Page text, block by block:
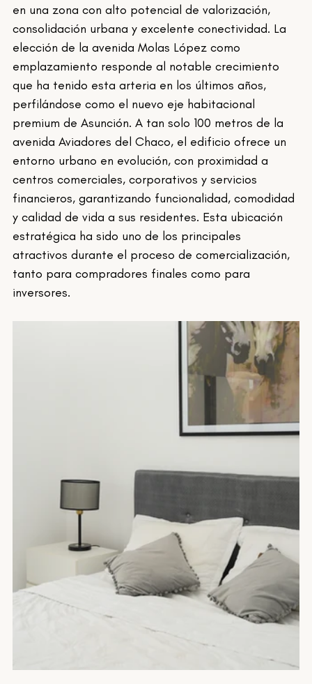
en una zona con alto potencial de valorización,
consolidación urbana y excelente conectividad. La
elección de la avenida Molas López como
emplazamiento responde al notable crecimiento
que ha tenido esta arteria en los últimos años,
perfilándose como el nuevo eje habitacional
premium de Asunción. A tan solo 100 metros de la
avenida Aviadores del Chaco, el edificio ofrece un
entorno urbano en evolución, con proximidad a
centros comerciales, corporativos y servicios
financieros, garantizando funcionalidad, comodidad
y calidad de vida a sus residentes. Esta ubicación
estratégica ha sido uno de los principales
atractivos durante el proceso de comercialización,
tanto para compradores finales como para
inversores.